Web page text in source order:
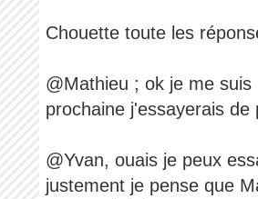
Chouette toute les
@Mathieu ; ok je me
prochaine j'essayerais de
@Yvan, ouais je peux
justement je pense que